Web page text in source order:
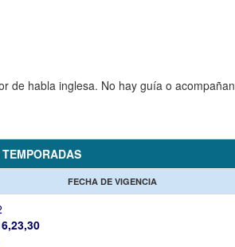
de habla inglesa. No hay guía o
FECHA DE VIGENCIA